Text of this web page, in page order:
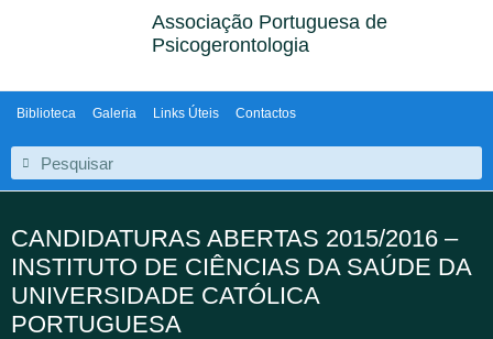
Associação Portuguesa de
Psicogerontologia
Biblioteca Galeria Links Úteis Contactos
CANDIDATURAS ABERTAS 2015/2016 –
INSTITUTO DE CIÊNCIAS DA SAÚDE DA
UNIVERSIDADE CATÓLICA
PORTUGUESA